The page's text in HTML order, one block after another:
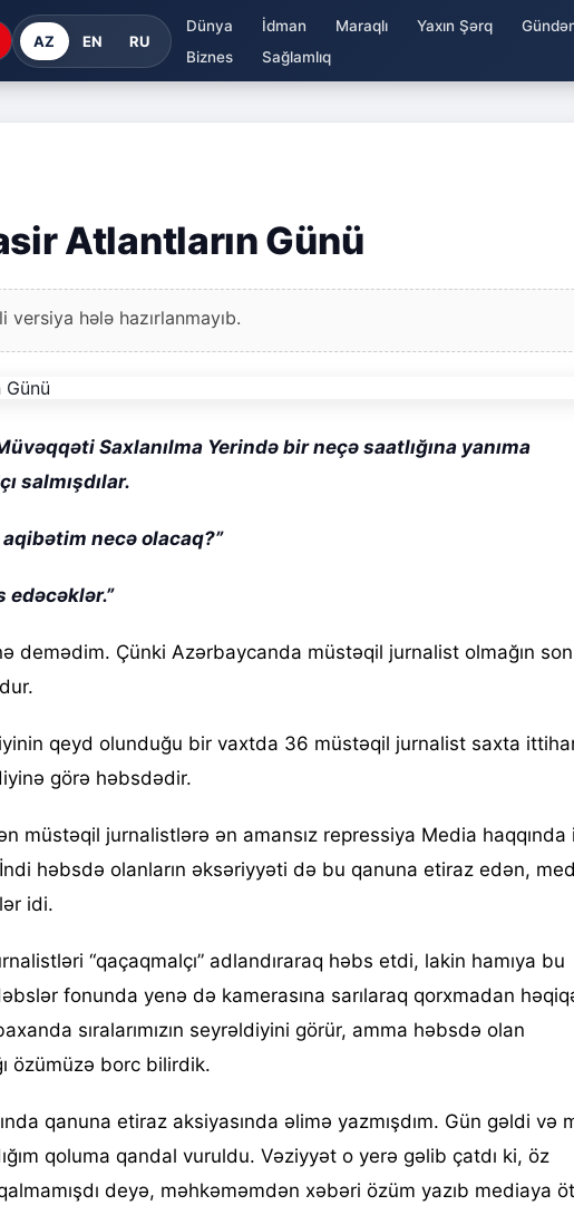
AZ EN RU
Dünya İdman Maraqlı Yaxın Şərq
Biznes
Sağlamlıq
Atlantların Günü
versiya hələ hazırlanmayıb.
Saxlanılma Yerində bir neçə saatlığına yanıma
salmışdılar.
necə olacaq?”
edəcəklər.”
demədim. Çünki Azərbaycanda müstəqil jurnalist olmağın
qeyd olunduğu bir vaxtda 36 müstəqil jurnalist saxta
görə həbsdədir.
müstəqil jurnalistlərə ən amansız repressiya Media haqqında
həbsdə olanların əksəriyyəti də bu qanuna etiraz edən,
idi.
“qaçaqmalçı” adlandıraraq həbs etdi, lakin hamıya bu
fonunda yenə də kamerasına sarılaraq qorxmadan
sıralarımızın seyrəldiyini görür, amma həbsdə olan
özümüzə borc bilirdik.
qanuna etiraz aksiyasında əlimə yazmışdım. Gün gəldi və
qoluma qandal vuruldu. Vəziyyət o yerə gəlib çatdı ki, öz
deyə, məhkəməmdən xəbəri özüm yazıb mediaya